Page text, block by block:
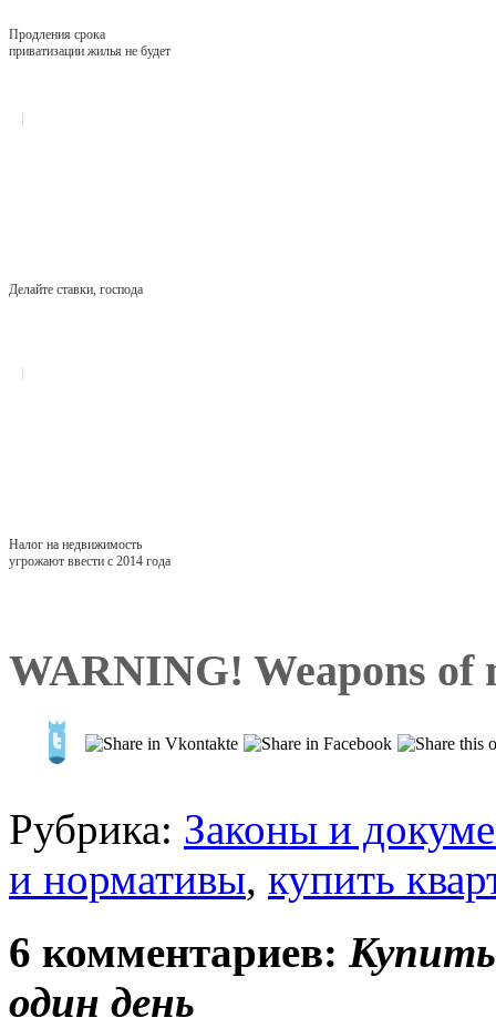
Продления срока
приватизации жилья не будет
Делайте ставки, господа
Налог на недвижимость
угрожают ввести с 2014 года
WARNING! Weapons of
Рубрика: Законы и
и нормативы, купить
6 комментариев:
один день